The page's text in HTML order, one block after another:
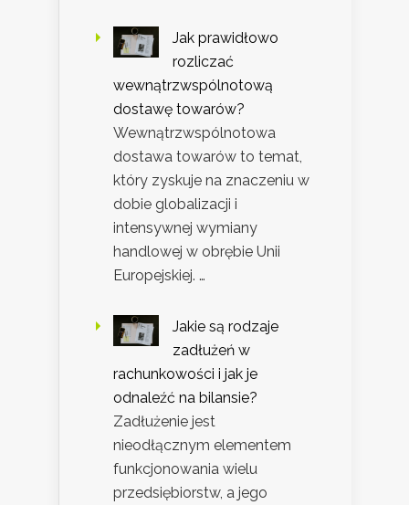
Jak prawidłowo
rozliczać
wewnątrzwspólnotową
dostawę towarów?
Wewnątrzwspólnotowa
dostawa towarów to temat,
który zyskuje na znaczeniu w
dobie globalizacji i
intensywnej wymiany
handlowej w obrębie Unii
Europejskiej. …
Jakie są rodzaje
zadłużeń w
rachunkowości i jak je
odnaleźć na bilansie?
Zadłużenie jest
nieodłącznym elementem
funkcjonowania wielu
przedsiębiorstw, a jego